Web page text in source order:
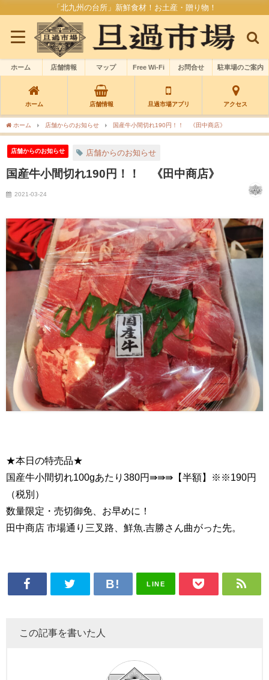
「北九州の台所」新鮮食材！お土産・贈り物！
ホーム 店舗情報 マップ Free Wi-Fi お問合せ 駐車場のご案内
ホーム 店舗情報 旦過市場アプリ アクセス
ホーム 店舗からのお知らせ 国産牛小間切れ190円！！ 《田中商店》
店舗からのお知らせ 店舗からのお知らせ
国産牛小間切れ190円！！ 《田中商店》
2021-03-24
★本日の特売品★
国産牛小間切れ100gあたり380円⇛⇛⇛【半額】※※190円
（税別）
数量限定・売切御免、お早めに！
田中商店 市場通り三叉路、鮮魚.吉勝さん曲がった先。
LINE
この記事を書いた人